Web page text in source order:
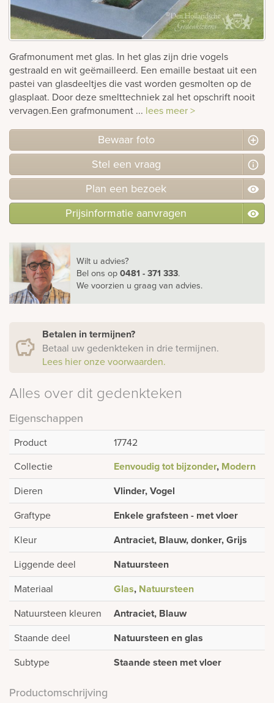
Bekijk
ook:
Grafmonument met glas. In het glas zijn drie vogels
gestraald en wit geëmailleerd. Een emaille bestaat uit een
pastei van glasdeeltjes die vast worden gesmolten op de
glasplaat. Door deze smelttechniek zal het opschrift nooit
vervagen.Een grafmonument ... lees meer >
Bewaar foto
Stel een vraag
Plan een bezoek
Prijsinformatie aanvragen
Wilt u advies?
Bel ons op0481 - 371 333.
We voorzien u graag van advies.
Betalen in termijnen?
Betaal uw gedenkteken in drie termijnen.
Lees hier onze voorwaarden.
Alles over dit gedenkteken
Eigenschappen
Product
17742
Collectie
Eenvoudig tot bijzonder, Modern
Dieren Vlinder, Vogel
Graftype Enkele grafsteen - met vloer
Kleur Antraciet, Blauw, donker, Grijs
Liggende deel Natuursteen
Materiaal Glas, Natuursteen
Natuursteen kleuren Antraciet, Blauw
Staande deel Natuursteen en glas
Subtype Staande steen met vloer
Productomschrijving